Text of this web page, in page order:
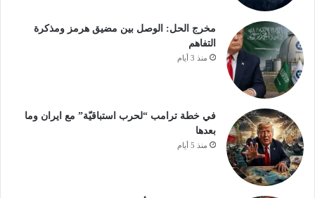
مخرج الحل: الوصل بين مضيق هرمز ومذكرة
التفاهم
منذ 3 أيام
في خطة ترامب “لحرب استباقيّة” مع ايران وما
بعدها
منذ 5 أيام